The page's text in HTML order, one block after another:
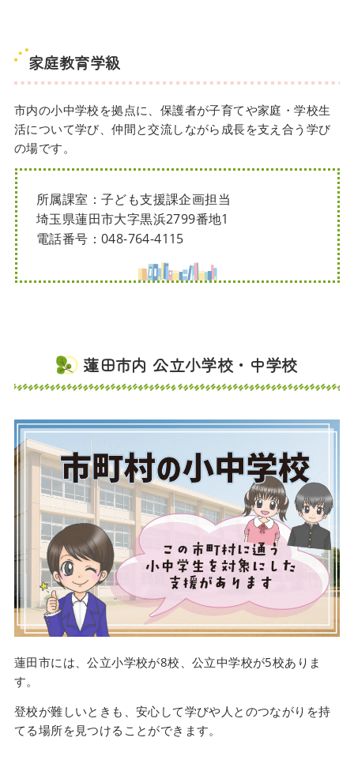
家庭教育学級
市内の小中学校を拠点に、保護者が子育てや家庭・学校生
活について学び、仲間と交流しながら成長を支え合う学び
の場です。
所属課室：子ども支援課企画担当
埼玉県蓮田市大字黒浜2799番地1
電話番号：048-764-4115
蓮田市内 公立小学校・中学校
蓮田市には、公立小学校が8校、公立中学校が5校ありま
す。
登校が難しいときも、安心して学びや人とのつながりを持
てる場所を見つけることができます。